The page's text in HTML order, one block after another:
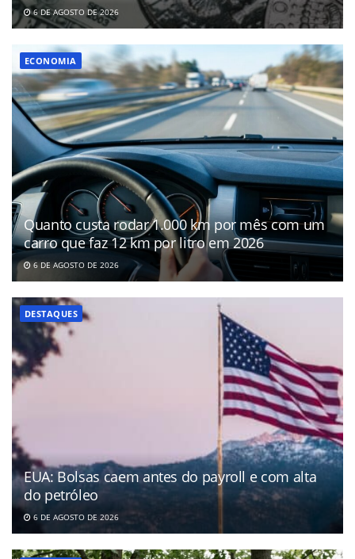
6 DE AGOSTO DE 2026
ECONOMIA
Quanto custa rodar 1.000 km por mês com um
carro que faz 12 km por litro em 2026
6 DE AGOSTO DE 2026
DESTAQUES
EUA: Bolsas caem antes do payroll e com alta
do petróleo
6 DE AGOSTO DE 2026